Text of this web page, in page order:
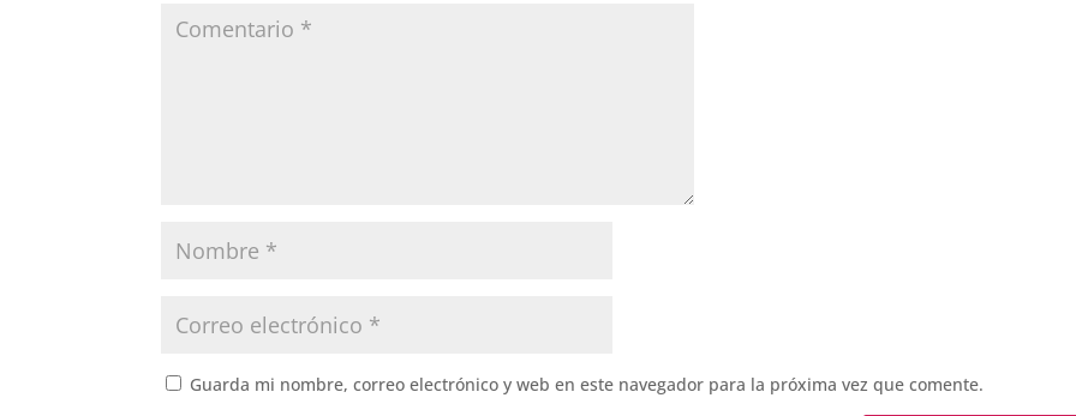
Guarda mi nombre, correo electrónico y web en este navegador para la próxima vez que comente.